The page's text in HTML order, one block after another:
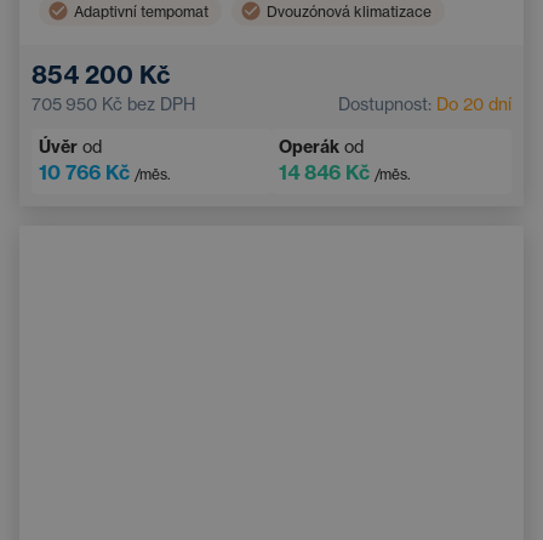
Adaptivní tempomat Dvouzónová klimatizace
Asistent hlídání jízdy v pruhu
Parkovací kamera Elektricky nastavitelná sedadla
854 200 Kč
705 950 Kč bez DPH Dostupnost: Do 20 dní
Úvěr od
10 766 Kč /měs.
Operák od
14 846 Kč /měs.